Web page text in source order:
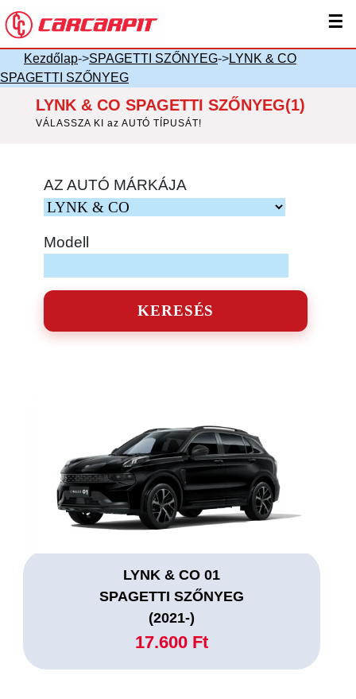
☰
Kezdőlap->SPAGETTI SZŐNYEG->LYNK & CO
SPAGETTI SZŐNYEG
LYNK & CO SPAGETTI SZŐNYEG(1)
VÁLASSZA KI az AUTÓ TÍPUSÁT!
AZ AUTÓ MÁRKÁJA
Modell
KERESÉS
LYNK & CO 01
SPAGETTI SZŐNYEG
(2021-)
17.600 Ft